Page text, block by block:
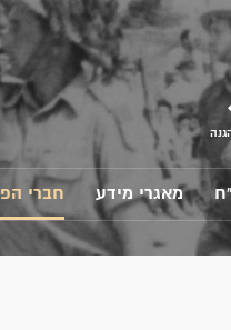
מאגרי מידע חברי